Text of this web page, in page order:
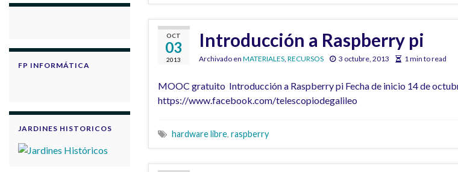
OCT
03
2013
Introducción a Raspberry pi
Archivado en MATERIALES, RECURSOS 3 octubre, 2013 1 min to read
MOOC gratuito Introducción a Raspberry pi Fecha de inicio 14 de
https://www.facebook.com/telescopiodegalileo
hardware libre, raspberry
FP INFORMÁTICA
JARDINES HISTORICOS